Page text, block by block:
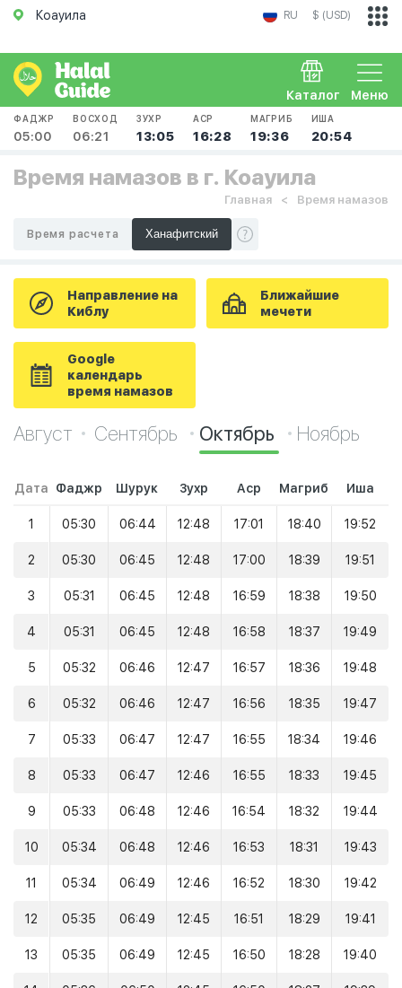
Коауила RU $ (USD)
Меню
Каталог
ФАДЖР
05:00
ВОСХОД
06:21
ЗУХР
13:05
АСР
16:28
МАГРИБ
19:36
ИША
20:54
Время намазов в г. Коауила
Главная Время намазов
Время расчета
Направление на
Киблу
Ближайшие
мечети
Google
календарь
время намазов
Август Сентябрь Октябрь Ноябрь
Дата Фаджр Шурук Зухр Аср Магриб Иша
1 05:30 06:44 12:48 17:01 18:40 19:52
2 05:30 06:45 12:48 17:00 18:39 19:51
3 05:31 06:45 12:48 16:59 18:38 19:50
4 05:31 06:45 12:48 16:58 18:37 19:49
5 05:32 06:46 12:47 16:57 18:36 19:48
6 05:32 06:46 12:47 16:56 18:35 19:47
7 05:33 06:47 12:47 16:55 18:34 19:46
8 05:33 06:47 12:46 16:55 18:33 19:45
9 05:33 06:48 12:46 16:54 18:32 19:44
10 05:34 06:48 12:46 16:53 18:31 19:43
11 05:34 06:49 12:46 16:52 18:30 19:42
12 05:35 06:49 12:45 16:51 18:29 19:41
13 05:35 06:49 12:45 16:50 18:28 19:40